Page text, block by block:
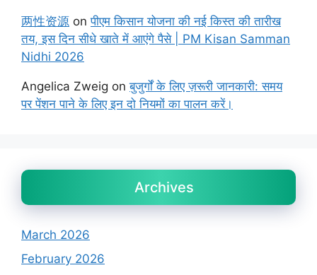
两性资源 onपीएम किसान योजना की नई किस्त की तारीख
तय, इस दिन सीधे खाते में आएंगे पैसे | PM Kisan Samman
Nidhi 2026
Angelica Zweig onबुजुर्गों के लिए ज़रूरी जानकारी: समय
पर पेंशन पाने के लिए इन दो नियमों का पालन करें।
Archives
March 2026
February 2026